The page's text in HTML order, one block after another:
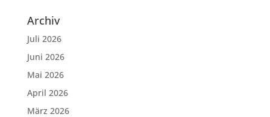
Archiv
Juli 2026
Juni 2026
Mai 2026
April 2026
März 2026